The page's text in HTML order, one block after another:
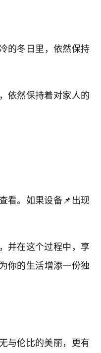
的冬日里，依然保持
依然保持着对家人的
看。如果设备📌出现
并在这个过程中，享
你的生活增添一份独
与伦比的美丽，更有